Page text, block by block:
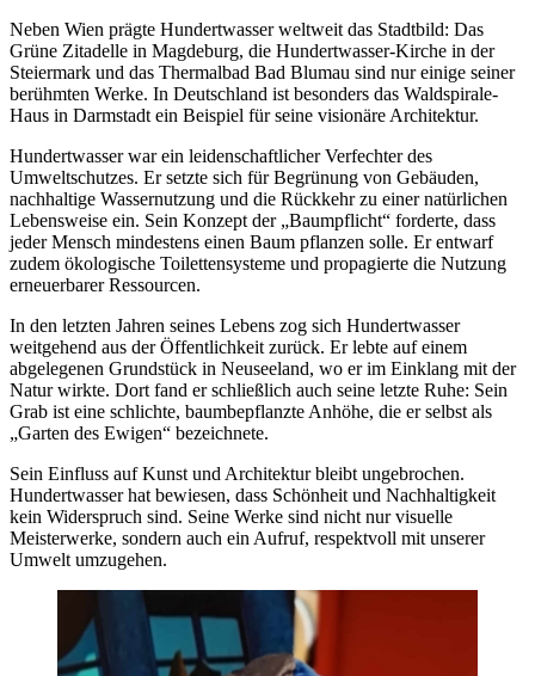
Neben Wien prägte Hundertwasser weltweit das Stadtbild: Das
Grüne Zitadelle in Magdeburg, die Hundertwasser-Kirche in der
Steiermark und das Thermalbad Bad Blumau sind nur einige seiner
berühmten Werke. In Deutschland ist besonders das Waldspirale-
Haus in Darmstadt ein Beispiel für seine visionäre Architektur.
Hundertwasser war ein leidenschaftlicher Verfechter des
Umweltschutzes. Er setzte sich für Begrünung von Gebäuden,
nachhaltige Wassernutzung und die Rückkehr zu einer natürlichen
Lebensweise ein. Sein Konzept der „Baumpflicht“ forderte, dass
jeder Mensch mindestens einen Baum pflanzen solle. Er entwarf
zudem ökologische Toilettensysteme und propagierte die Nutzung
erneuerbarer Ressourcen.
In den letzten Jahren seines Lebens zog sich Hundertwasser
weitgehend aus der Öffentlichkeit zurück. Er lebte auf einem
abgelegenen Grundstück in Neuseeland, wo er im Einklang mit der
Natur wirkte. Dort fand er schließlich auch seine letzte Ruhe: Sein
Grab ist eine schlichte, baumbepflanzte Anhöhe, die er selbst als
„Garten des Ewigen“ bezeichnete.
Sein Einfluss auf Kunst und Architektur bleibt ungebrochen.
Hundertwasser hat bewiesen, dass Schönheit und Nachhaltigkeit
kein Widerspruch sind. Seine Werke sind nicht nur visuelle
Meisterwerke, sondern auch ein Aufruf, respektvoll mit unserer
Umwelt umzugehen.